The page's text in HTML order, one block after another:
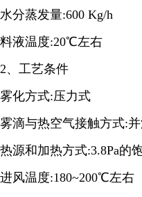
水分蒸发量:600 Kg/h
料液温度:20℃左右
2、工艺条件
雾化方式:压力式
雾滴与热空气接触方式:
热源和加热方式:3.8Pa的
进风温度:180~200℃左右